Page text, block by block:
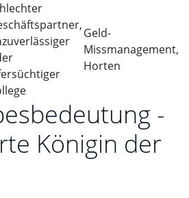
Geld-
Missmanagement,
Horten
-
Königin der